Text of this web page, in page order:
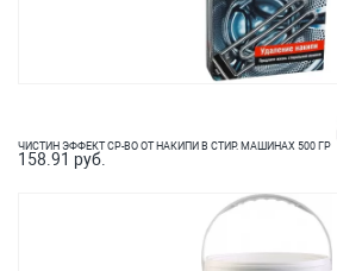
ЧИСТИН ЭФФЕКТ СР-ВО ОТ НАКИПИ В СТИР. МАШИНАХ 500 ГР
158.91 руб.